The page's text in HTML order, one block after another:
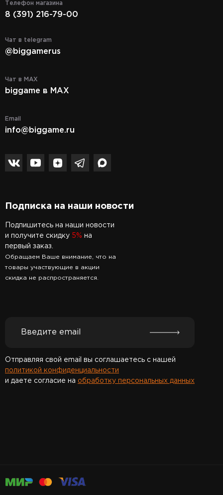
Телефон магазина
8 (391) 216-79-00
Чат в telegram
@biggamerus
Чат в MAX
biggame в MAX
Email
info@biggame.ru
Подписка на наши новости
Подпишитесь на наши новости
и получите скидку 5% на
первый заказ.
Обращаем Ваше внимание, что на
товары участвующие в акции
скидка не распространяется.
Отправляя свой email вы соглашаетесь с нашей
политикой конфиденциальности
и даете согласие на обработку персональных данных